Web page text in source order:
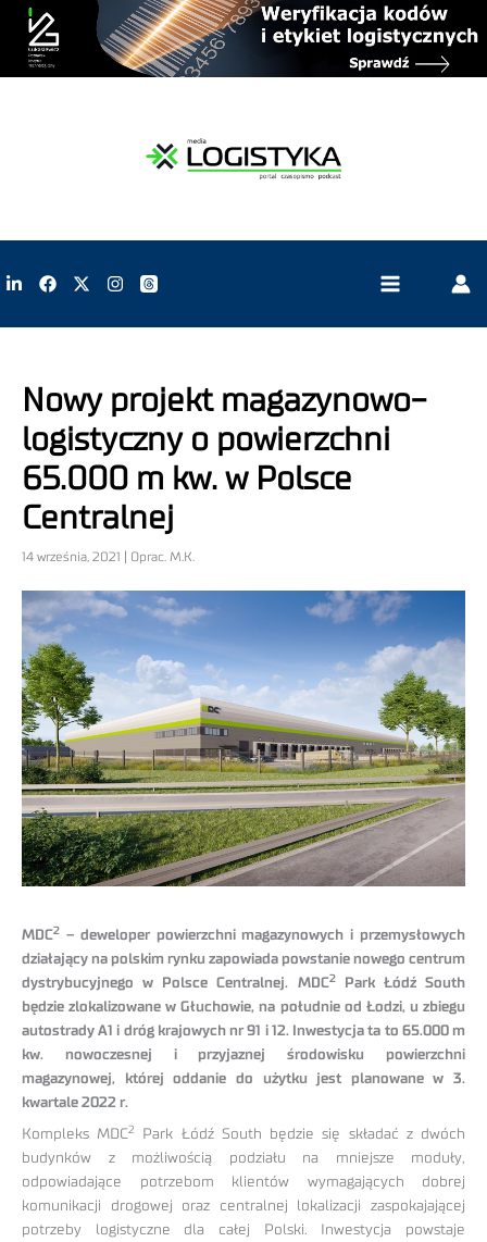
Nowy projekt magazynowo-
logistyczny o powierzchni
65.000 m kw. w Polsce
Centralnej
14 września, 2021 | Oprac. M.K.
MDC2 – deweloper powierzchni magazynowych i przemysłowych
działający na polskim rynku zapowiada powstanie nowego centrum
dystrybucyjnego w Polsce Centralnej. MDC2Park Łódź South
będzie zlokalizowane w Głuchowie, na południe od Łodzi, u zbiegu
autostrady A1 i dróg krajowych nr 91 i 12. Inwestycja ta to 65.000 m
kw. nowoczesnej i przyjaznej środowisku powierzchni
magazynowej, której oddanie do użytku jest planowane w 3.
kwartale 2022 r.
Kompleks MDC2
Park Łódź South będzie się składać z dwóch
budynków z możliwością podziału na mniejsze moduły,
odpowiadające potrzebom klientów wymagających dobrej
komunikacji drogowej oraz centralnej lokalizacji zaspokajającej
potrzeby logistyczne dla całej Polski. Inwestycja powstaje